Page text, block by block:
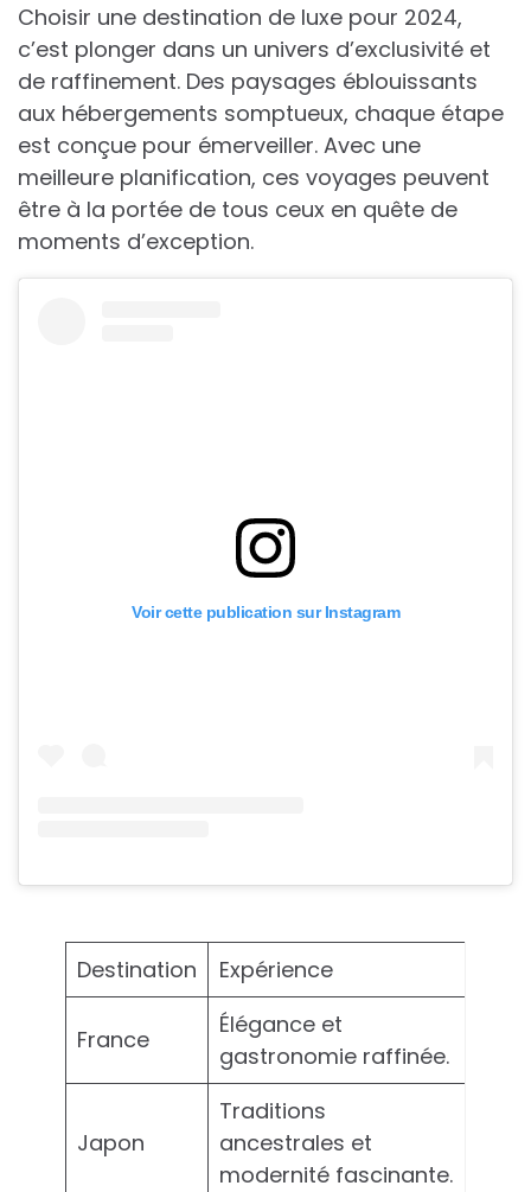
Choisir une destination de luxe pour 2024,
c’est plonger dans un univers d’exclusivité et
de raffinement. Des paysages éblouissants
aux hébergements somptueux, chaque étape
est conçue pour émerveiller. Avec une
meilleure planification, ces voyages peuvent
être à la portée de tous ceux en quête de
moments d’exception.
Voir cette publication sur Instagram
Destination Expérience
France
Élégance et
gastronomie raffinée.
Japon
Traditions
ancestrales et
modernité fascinante.